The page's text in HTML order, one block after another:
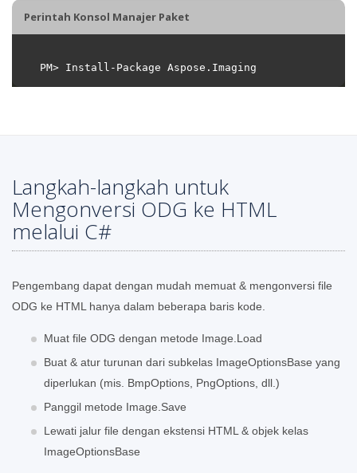
Perintah Konsol Manajer Paket
Langkah-langkah untuk
Mengonversi ODG ke HTML
melalui C#
Pengembang dapat dengan mudah memuat & mengonversi file
ODG ke HTML hanya dalam beberapa baris kode.
Muat file ODG dengan metode Image.Load
Buat & atur turunan dari subkelas ImageOptionsBase yang
diperlukan (mis. BmpOptions, PngOptions, dll.)
Panggil metode Image.Save
Lewati jalur file dengan ekstensi HTML & objek kelas
ImageOptionsBase